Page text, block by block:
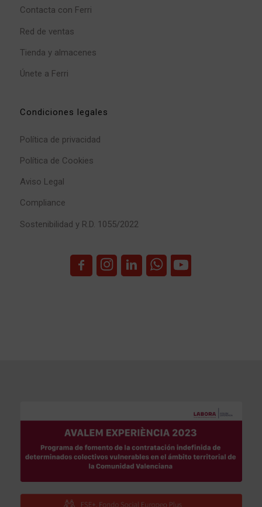
Contacta con Ferri
Red de ventas
Tienda y almacenes
Únete a Ferri
Condiciones legales
Política de privacidad
Política de Cookies
Aviso Legal
Compliance
Sostenibilidad y R.D. 1055/2022